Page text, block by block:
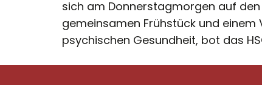
sich am Donnerstagmorgen auf den
gemeinsamen Frühstück und
psychischen Gesundheit, bot das